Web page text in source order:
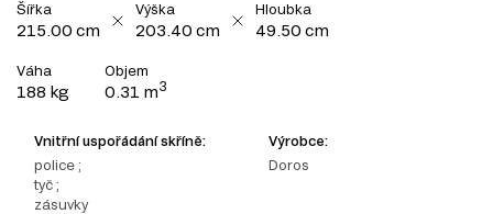
Šířka
215.00 cm
Výška
203.40 cm
Hloubka
49.50 cm
Váha
188 kg
Objem
0.31 m3
Vnitřní uspořádání skříně:
police ;
tyč ;
zásuvky
Výrobce:
Doros